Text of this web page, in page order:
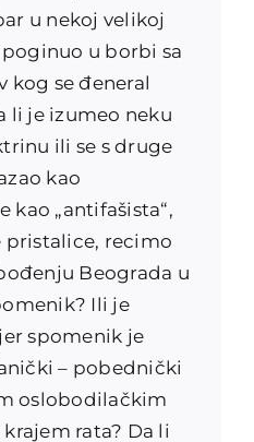
u nekoj velikoj
u borbi sa
se đeneral
li je izumeo neku
ili se s druge
kao
kao „antifašista“,
pristalice, recimo
Beograda u
Ili je
spomenik je
– pobednički
oslobodilačkim
rata? Da li